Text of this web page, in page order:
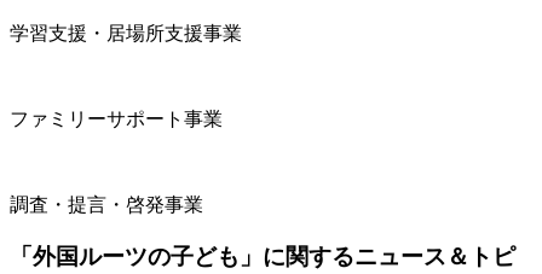
学習支援・居場所支援事業
ファミリーサポート事業
調査・提言・啓発事業
「外国ルーツの子ども」に関するニュース＆トピ